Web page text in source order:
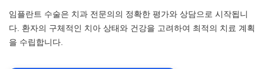
임플란트 수술은 치과 전문의의 정확한 평가와 상담으로 시작됩니
다. 환자의 구체적인 치아 상태와 건강을 고려하여 최적의 치료 계획
을 수립합니다.